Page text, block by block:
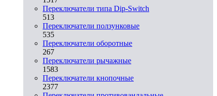
Переключатели типа Dip-Switch
513
Переключатели ползунковые
535
Переключатели оборотные
267
Переключатели рычажные
1583
Переключатели кнопочные
2377